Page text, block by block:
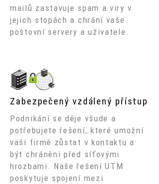
mailů zastavuje spam a viry v
jejich stopách a chrání vaše
poštovní servery a uživatele.
Zabezpečený vzdálený přístup
Podnikání se děje všude a
potřebujete řešení, které umožní
vaší firmě zůstat v kontaktu a
být chráněni před síťovými
hrozbami. Naše řešení UTM
poskytuje spojení mezi